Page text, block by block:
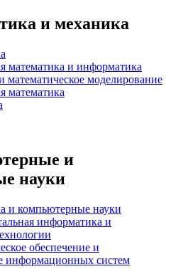
и механика
математика и информатика
математическое моделирование
математика
и
науки
и компьютерные науки
информатика и
обеспечение и
информационных систем